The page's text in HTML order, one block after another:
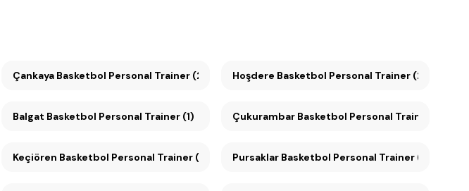
Çankaya Basketbol Personal Trainer (2) Hoşdere Basketbol Personal Trainer (2)
Balgat Basketbol Personal Trainer (1) Çukurambar Basketbol Personal Trainer (1)
Keçiören Basketbol Personal Trainer (1) Pursaklar Basketbol Personal Trainer (1)